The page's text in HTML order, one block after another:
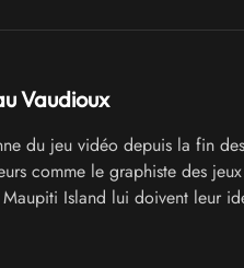
Vaudioux
du jeu vidéo depuis la fin
comme le graphiste des
Island lui doivent leur
de 59 ans. A travers quelques